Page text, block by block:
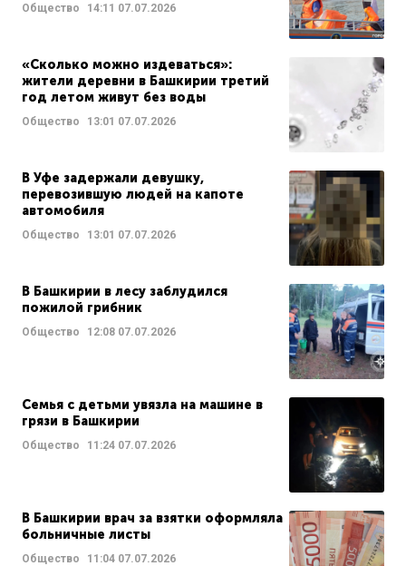
Общество 14:11 07.07.2026
«Сколько можно издеваться»:
жители деревни в Башкирии третий
год летом живут без воды
Общество 13:01 07.07.2026
В Уфе задержали девушку,
перевозившую людей на капоте
автомобиля
Общество 13:01 07.07.2026
В Башкирии в лесу заблудился
пожилой грибник
Общество 12:08 07.07.2026
Семья с детьми увязла на машине в
грязи в Башкирии
Общество 11:24 07.07.2026
В Башкирии врач за взятки оформляла
больничные листы
Общество 11:04 07.07.2026